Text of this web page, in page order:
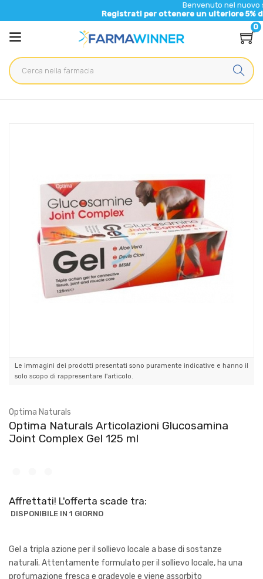
Benvenuto nel nuovo sito di
Registrati per ottenere un ulteriore 5% di
0
Le immagini dei prodotti presentati sono puramente indicative e hanno il
solo scopo di rappresentare l'articolo.
Optima Naturals
Optima Naturals Articolazioni Glucosamina
Joint Complex Gel 125 ml
Affrettati! L'offerta scade tra:
DISPONIBILE IN 1 GIORNO
Gel a tripla azione per il sollievo locale a base di sostanze
naturali. Attentamente formulato per il sollievo locale, ha una
profumazione fresca e gradevole e viene assorbito